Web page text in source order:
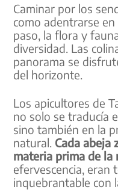
Caminar por los
como adentrarse
paso, la flora y
diversidad. Las
panorama se
del horizonte.
Los apicultores de
no solo se traducía
sino también en la
natural. Cada abeja
materia prima de la
efervescencia, eran
inquebrantable con